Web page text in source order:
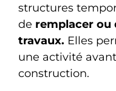
structures
de remplacer ou
travaux. Elles
une activité
construction.